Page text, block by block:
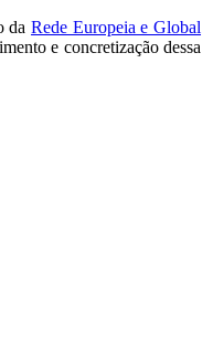
daRede Europeia e Global
e concretização dessa